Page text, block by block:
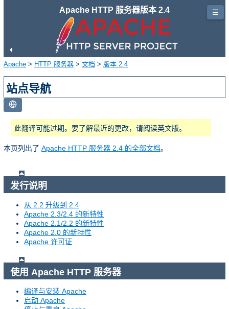
Apache HTTP 服务器版本 2.4
Apache > HTTP 服务器 > 文档 > 版本 2.4
站点导航
此翻译可能过期。要了解最近的更改，请阅读英文版。
本页列出了 Apache HTTP 服务器 2.4 的全部文档。
发行说明
从 2.2 升级到 2.4
Apache 2.3/2.4 的新特性
Apache 2.1/2.2 的新特性
Apache 2.0 的新特性
Apache 许可证
使用 Apache HTTP 服务器
编译与安装 Apache
启动 Apache
☰